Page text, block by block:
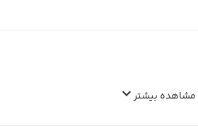
مشاهده بیشتر